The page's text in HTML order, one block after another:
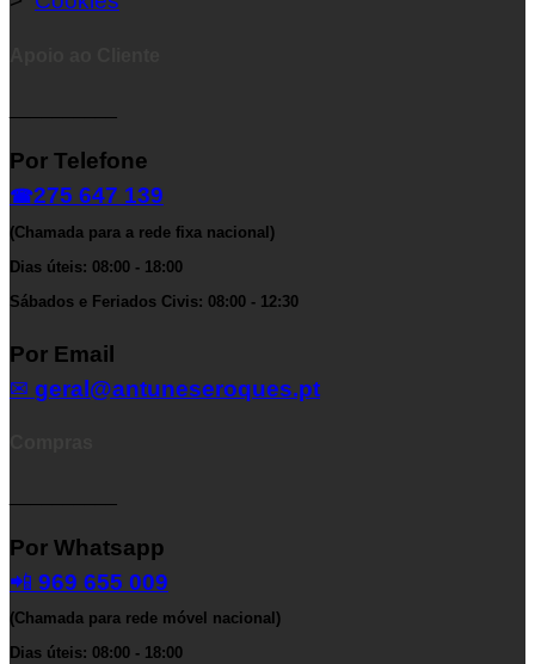
Por Telefone
☎275 647 139
(Chamada para a rede fixa nacional)
Dias úteis: 08:00 - 18:00
Sábados e Feriados Civis: 08:00 - 12:30
Por Email
✉ geral@antuneseroques.pt
Por Whatsapp
📲 969 655 009
(Chamada para rede móvel nacional)
Dias úteis: 08:00 - 18:00